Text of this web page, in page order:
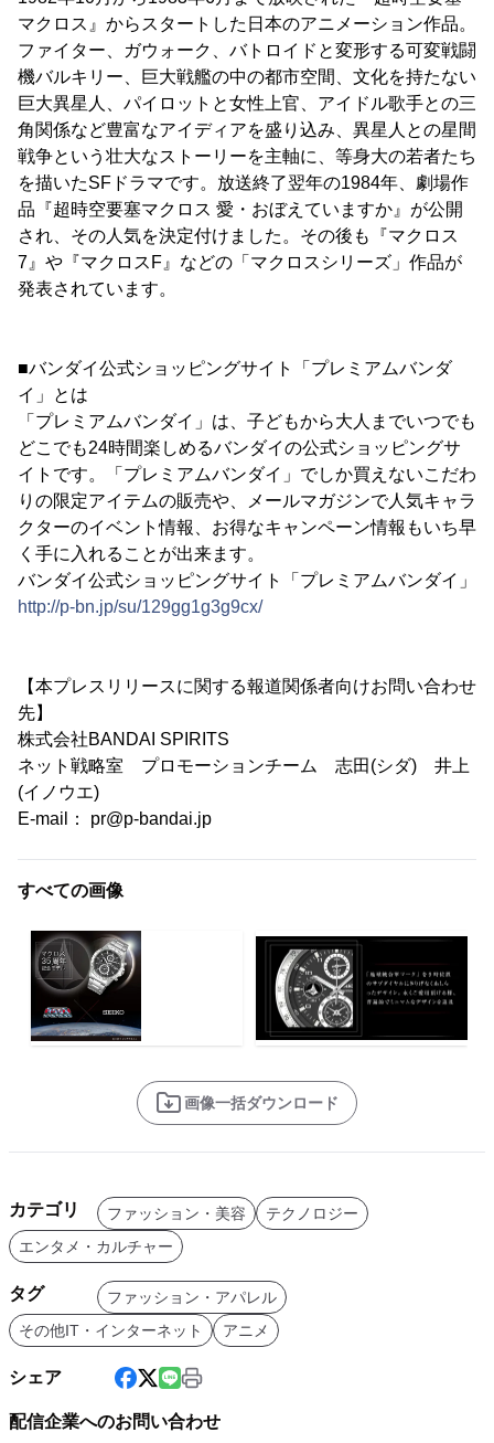
マクロス』からスタートした日本のアニメーション作品。
ファイター、ガウォーク、バトロイドと変形する可変戦闘
機バルキリー、巨大戦艦の中の都市空間、文化を持たない
巨大異星人、パイロットと女性上官、アイドル歌手との三
角関係など豊富なアイディアを盛り込み、異星人との星間
戦争という壮大なストーリーを主軸に、等身大の若者たち
を描いたSFドラマです。放送終了翌年の1984年、劇場作
品『超時空要塞マクロス 愛・おぼえていますか』が公開
され、その人気を決定付けました。その後も『マクロス
7』や『マクロスF』などの「マクロスシリーズ」作品が
発表されています。
■バンダイ公式ショッピングサイト「プレミアムバンダ
イ」とは
「プレミアムバンダイ」は、子どもから大人までいつでも
どこでも24時間楽しめるバンダイの公式ショッピングサ
イトです。「プレミアムバンダイ」でしか買えないこだわ
りの限定アイテムの販売や、メールマガジンで人気キャラ
クターのイベント情報、お得なキャンペーン情報もいち早
く手に入れることが出来ます。
バンダイ公式ショッピングサイト「プレミアムバンダイ」
http://p-bn.jp/su/129gg1g3g9cx/
【本プレスリリースに関する報道関係者向けお問い合わせ
先】
株式会社BANDAI SPIRITS
ネット戦略室 プロモーションチーム 志田(シダ) 井上
(イノウエ)
E-mail： pr@p-bandai.jp
すべての画像
画像一括ダウンロード
カテゴリ ファッション・美容
テクノロジー
エンタメ・カルチャー
タグ
ファッション・アパレル
その他IT・インターネット
アニメ
シェア
配信企業へのお問い合わせ